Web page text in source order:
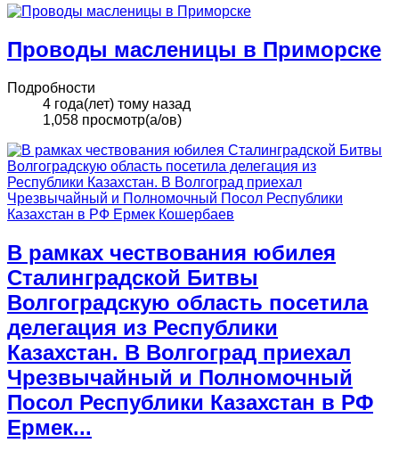
Проводы масленицы в Приморске
Подробности
4 года(лет) тому назад
1,058 просмотр(а/ов)
В рамках чествования юбилея
Сталинградской Битвы
Волгоградскую область посетила
делегация из Республики
Казахстан. В Волгоград приехал
Чрезвычайный и Полномочный
Посол Республики Казахстан в РФ
Ермек...